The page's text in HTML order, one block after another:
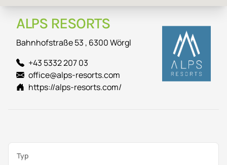
ALPS RESORTS
Bahnhofstraße 53 , 6300 Wörgl
+43 5332 207 03
office@alps-resorts.com
https://alps-resorts.com/
Typ